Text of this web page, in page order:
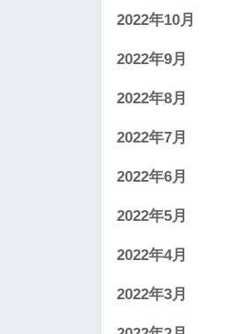
2022年10月
2022年9月
2022年8月
2022年7月
2022年6月
2022年5月
2022年4月
2022年3月